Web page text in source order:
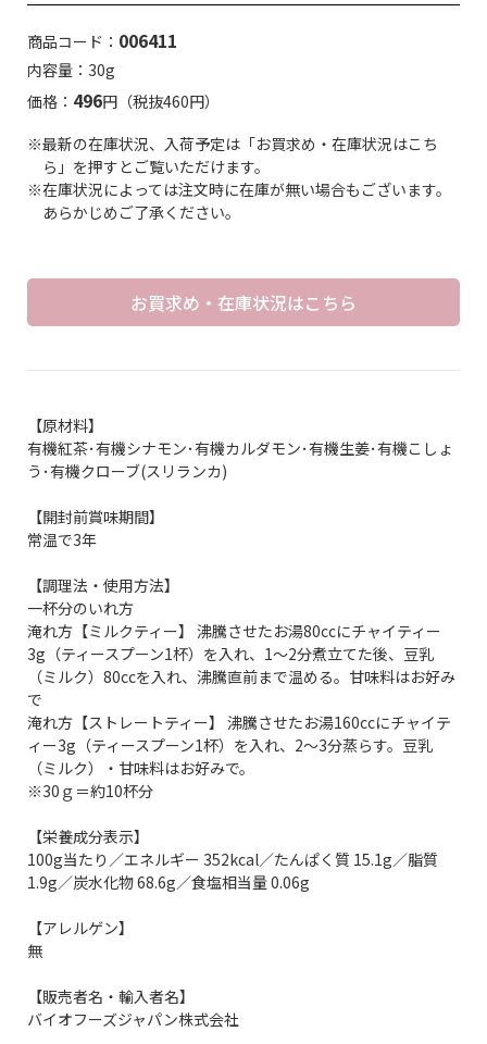
商品コード： 006411
内容量：30g
価格： 496円（税抜460円）
※最新の在庫状況、入荷予定は「お買求め・在庫状況はこち
ら」を押すとご覧いただけます。
※在庫状況によっては注文時に在庫が無い場合もございます。
あらかじめご了承ください。
お買求め・在庫状況はこちら
【原材料】
有機紅茶･有機シナモン･有機カルダモン･有機生姜･有機こしょ
う･有機クローブ(スリランカ)
【開封前賞味期間】
常温で3年
【調理法・使用方法】
一杯分のいれ方
淹れ方【ミルクティー】 沸騰させたお湯80ccにチャイティー
3g（ティースプーン1杯）を入れ、1～2分煮立てた後、豆乳
（ミルク）80ccを入れ、沸騰直前まで温める。甘味料はお好み
で
淹れ方【ストレートティー】 沸騰させたお湯160ccにチャイテ
ィー3g（ティースプーン1杯）を入れ、2～3分蒸らす。豆乳
（ミルク）・甘味料はお好みで。
※30ｇ＝約10杯分
【栄養成分表示】
100g当たり／エネルギー 352kcal／たんぱく質 15.1g／脂質
1.9g／炭水化物 68.6g／食塩相当量 0.06g
【アレルゲン】
無
【販売者名・輸入者名】
バイオフーズジャパン株式会社